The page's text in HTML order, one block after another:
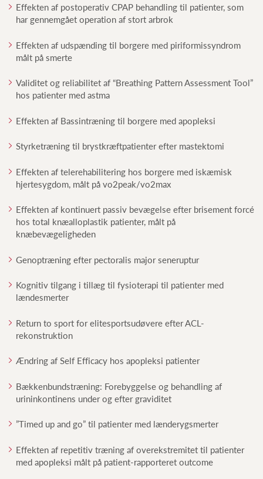
Effekten af postoperativ CPAP behandling til patienter, som
har gennemgået operation af stort arbrok
Effekten af udspænding til borgere med piriformissyndrom
målt på smerte
Validitet og reliabilitet af “Breathing Pattern Assessment Tool”
hos patienter med astma
Effekten af Bassintræning til borgere med apopleksi
Styrketræning til brystkræftpatienter efter mastektomi
Effekten af telerehabilitering hos borgere med iskæmisk
hjertesygdom, målt på vo2peak/vo2max
Effekten af kontinuert passiv bevægelse efter brisement forcé
hos total knæalloplastik patienter, målt på
knæbevægeligheden
Genoptræning efter pectoralis major seneruptur
Kognitiv tilgang i tillæg til fysioterapi til patienter med
lændesmerter
Return to sport for elitesportsudøvere efter ACL-
rekonstruktion
Ændring af Self Efficacy hos apopleksi patienter
Bækkenbundstræning: Forebyggelse og behandling af
urininkontinens under og efter graviditet
”Timed up and go” til patienter med lænderygsmerter
Effekten af repetitiv træning af overekstremitet til patienter
med apopleksi målt på patient-rapporteret outcome